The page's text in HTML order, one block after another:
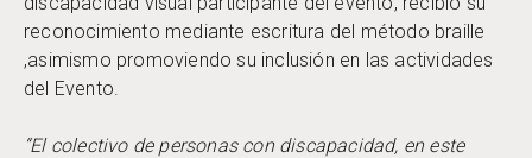
reconocimiento mediante escritura del método braille
,asimismo promoviendo su inclusión en las actividades
del Evento.
“El colectivo de personas con discapacidad, en este